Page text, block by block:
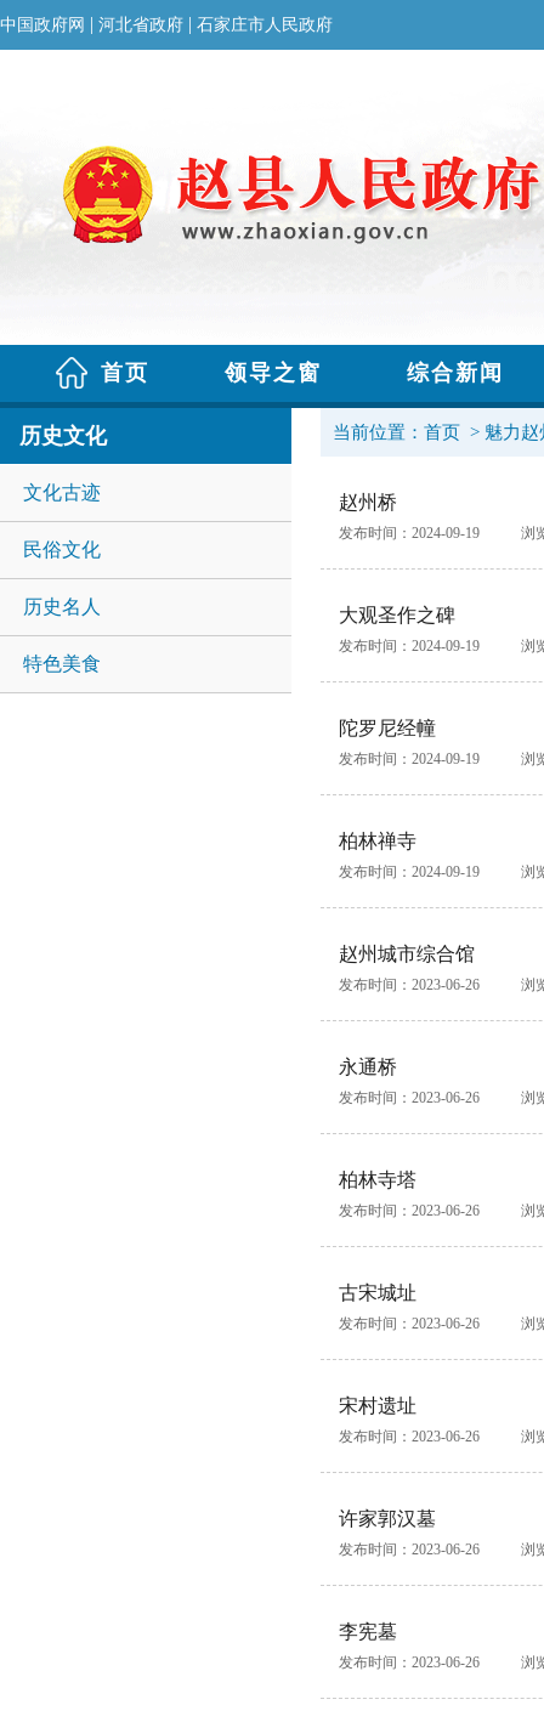
历史文化
文化古迹
民俗文化
历史名人
特色美食
当前位置： 首页 > 魅力赵
赵州桥
发布时间：2024-09-19 浏
大观圣作之碑
发布时间：2024-09-19 浏
陀罗尼经幢
发布时间：2024-09-19 浏
柏林禅寺
发布时间：2024-09-19 浏
赵州城市综合馆
发布时间：2023-06-26 浏
永通桥
发布时间：2023-06-26 浏
柏林寺塔
发布时间：2023-06-26 浏
古宋城址
发布时间：2023-06-26 浏
宋村遗址
发布时间：2023-06-26 浏
许家郭汉墓
发布时间：2023-06-26 浏
李宪墓
发布时间：2023-06-26 浏